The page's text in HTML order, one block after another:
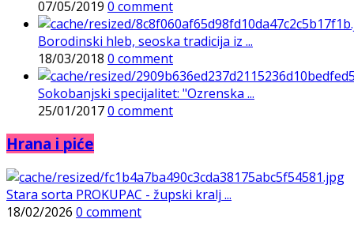
07/05/2019 0 comment
Borodinski hleb, seoska tradicija iz ...
18/03/2018 0 comment
Sokobanjski specijalitet: "Ozrenska ...
25/01/20170 comment
Hrana i piće
Stara sorta PROKUPAC - župski kralj ...
18/02/2026 0 comment